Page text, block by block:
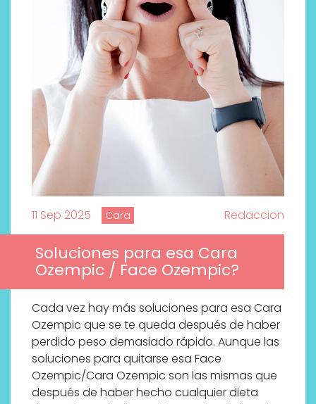
11 Sep 2025 Cara Redaccion
Soluciones para esa Cara
Ozempic / Face Ozempic?
Cada vez hay más soluciones para esa Cara
Ozempic que se te queda después de haber
perdido peso demasiado rápido. Aunque las
soluciones para quitarse esa Face
Ozempic/Cara Ozempic son las mismas que
después de haber hecho cualquier dieta